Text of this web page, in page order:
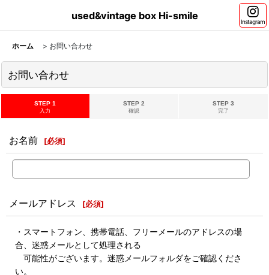
used&vintage box Hi-smile
Instagram
ホーム > お問い合わせ
お問い合わせ
STEP 1
入力
STEP 2
確認
STEP 3
完了
お名前 [必須]
メールアドレス [必須]
・スマートフォン、携帯電話、フリーメールのアドレスの場
合、迷惑メールとして処理される
可能性がございます。迷惑メールフォルダをご確認くださ
い。